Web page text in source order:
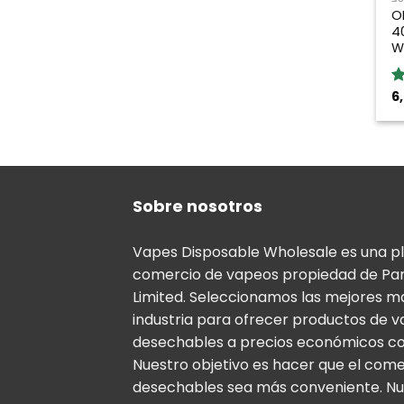
5
Sobre nosotros
Vapes Disposable Wholesale es una
comercio de vapeos propiedad de
Limited. Seleccionamos las mejores
industria para ofrecer productos de
desechables a precios económicos
Nuestro objetivo es hacer que el
desechables sea más conveniente.